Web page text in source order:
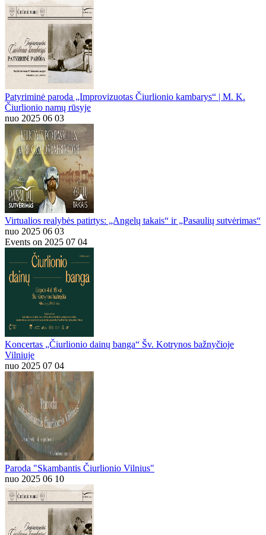
Patyriminė paroda „Improvizuotas Čiurlionio kambarys“ | M. K.
Čiurlionio namų rūsyje
nuo 2025 06 03
Virtualios realybės patirtys: „Angelų takais“ ir „Pasaulių sutvėrimas“
nuo 2025 06 03
Events on 2025 07 04
Koncertas „Čiurlionio dainų banga“ Šv. Kotrynos bažnyčioje
Vilniuje
nuo 2025 07 04
Paroda "Skambantis Čiurlionio Vilnius"
nuo 2025 06 10